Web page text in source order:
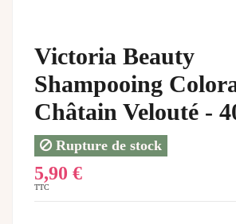
Victoria Beauty
Shampooing
Châtain Velouté -
Rupture de stock
5,90 €
TTC